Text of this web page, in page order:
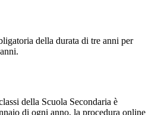
della durata di tre anni per
della Scuola Secondaria è
di ogni anno, la procedura online